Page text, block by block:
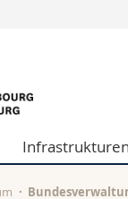
Theologische
Philosophische
Fak. für
Math.-Nat. und
Infrastrukturen